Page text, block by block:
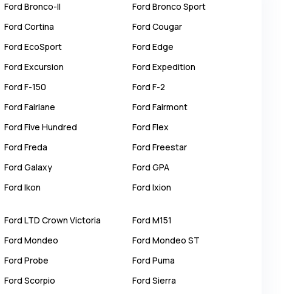
Ford Bronco-II Ford Bronco Sport
Ford Cortina Ford Cougar
Ford EcoSport Ford Edge
Ford Excursion Ford Expedition
Ford F-150 Ford F-2
Ford Fairlane Ford Fairmont
Ford Five Hundred Ford Flex
Ford Freda Ford Freestar
Ford Galaxy Ford GPA
Ford Ikon Ford Ixion
Ford LTD Crown Victoria Ford M151
Ford Mondeo Ford Mondeo ST
Ford Probe Ford Puma
Ford Scorpio Ford Sierra